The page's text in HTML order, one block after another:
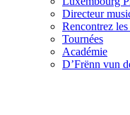
Directeur
Rencontrez
Tournées
Académie
D’Frënn vun